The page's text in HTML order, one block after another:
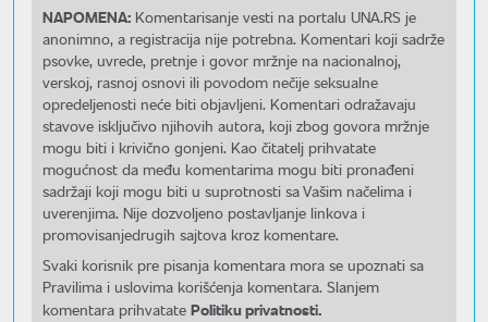
NAPOMENA: Komentarisanje vesti na portalu UNA.RS je
anonimno, a registracija nije potrebna. Komentari koji sadrže
psovke, uvrede, pretnje i govor mržnje na nacionalnoj,
verskoj, rasnoj osnovi ili povodom nečije seksualne
opredeljenosti neće biti objavljeni. Komentari odražavaju
stavove isključivo njihovih autora, koji zbog govora mržnje
mogu biti i krivično gonjeni. Kao čitatelj prihvatate
mogućnost da među komentarima mogu biti pronađeni
sadržaji koji mogu biti u suprotnosti sa Vašim načelima i
uverenjima. Nije dozvoljeno postavljanje linkova i
promovisanjedrugih sajtova kroz komentare.
Svaki korisnik pre pisanja komentara mora se upoznati sa
Pravilima i uslovima korišćenja komentara. Slanjem
komentara prihvatate Politiku privatnosti.